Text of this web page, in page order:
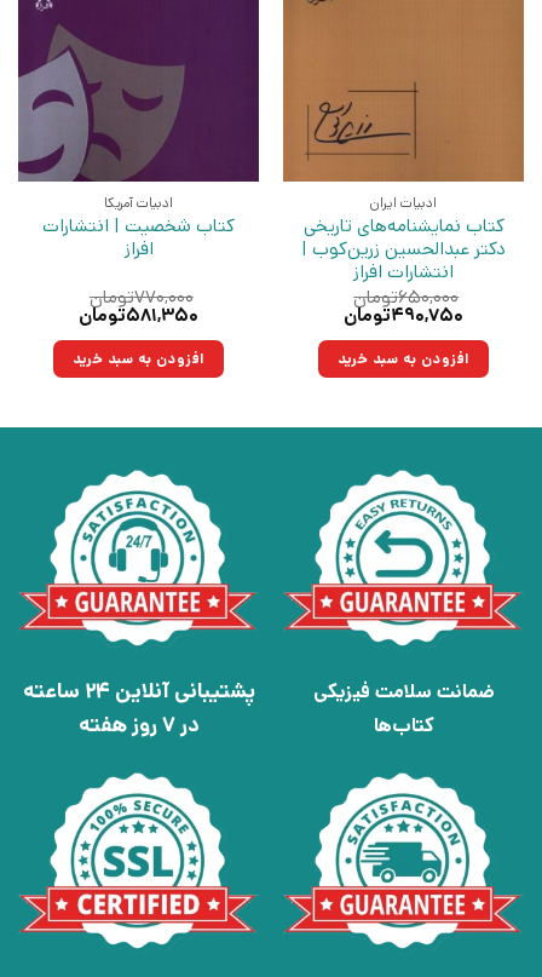
ادبیات ایران
کتاب نمایشنامه‌های تاریخی
دکتر عبدالحسین زرین‌کوب |
انتشارات افراز
۶۵۰,۰۰۰تومان
قیمت
۶۵۰,۰۰۰تومان
بود.
۴۹۰,۷۵۰تومان
۴۹۰,۷۵۰تومان.افزودن به سبد خرید
ادبیات آمریکا
کتاب شخصیت | انتشارات
افراز
۷۷۰,۰۰۰تومان
قیمت
۷۷۰,۰۰۰تومان
بود.
۵۸۱,۳۵۰تومان
۵۸۱,۳۵۰تومان.افزودن به سبد خرید
ضمانت سلامت فیزیکی
کتاب‌ها
پشتیبانی آنلاین 24 ساعته
در 7 روز هفته